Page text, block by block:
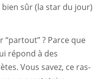
sûr (la star du jour)
? Parce que
répond à des
Vous savez, ce ras-